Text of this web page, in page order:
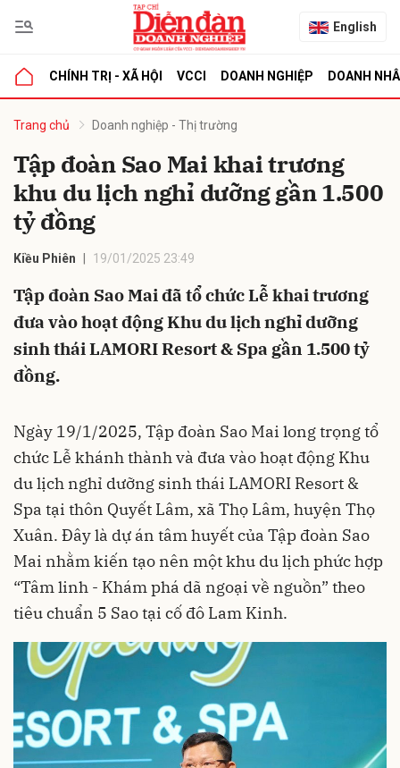
English
CHÍNH TRỊ - XÃ HỘI VCCI DOANH NGHIỆP DOANH
Trang chủ Doanh nghiệp - Thị trường
Tập đoàn Sao Mai khai trương
khu du lịch nghỉ dưỡng gần 1.500
tỷ đồng
Kiều Phiên 19/01/2025 23:49
Tập đoàn Sao Mai đã tổ chức Lễ khai trương
đưa vào hoạt động Khu du lịch nghỉ dưỡng
sinh thái LAMORI Resort & Spa gần 1.500 tỷ
đồng.
Ngày 19/1/2025, Tập đoàn Sao Mai long trọng tổ
chức Lễ khánh thành và đưa vào hoạt động Khu
du lịch nghỉ dưỡng sinh thái LAMORI Resort &
Spa tại thôn Quyết Lâm, xã Thọ Lâm, huyện Thọ
Xuân. Đây là dự án tâm huyết của Tập đoàn Sao
Mai nhằm kiến tạo nên một khu du lịch phức hợp
“Tâm linh - Khám phá dã ngoại về nguồn” theo
tiêu chuẩn 5 Sao tại cố đô Lam Kinh.
luận
Hủy